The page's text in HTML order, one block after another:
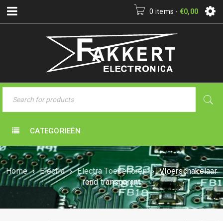
0 items - €0,00
CATEGORIEËN
Home › Electra › Electra Toebehoren › Vloerschakelaar
rond transparant